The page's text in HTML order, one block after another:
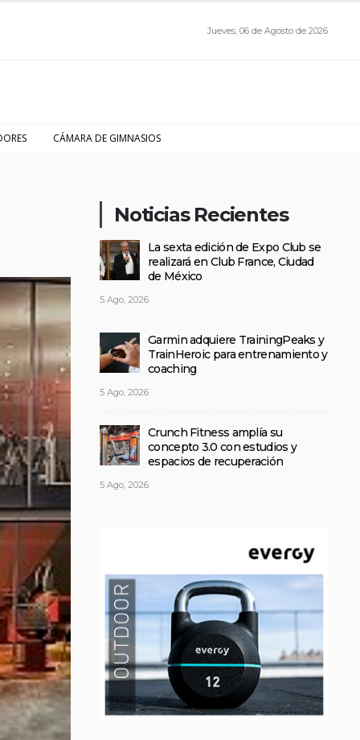
Jueves, 06 de Agosto de 2026
CÁMARA DE GIMNASIOS
Noticias Recientes
La sexta edición de Expo Club se
realizará en Club France, Ciudad
de México
5 Ago, 2026
Garmin adquiere TrainingPeaks y
TrainHeroic para entrenamiento y
coaching
5 Ago, 2026
Crunch Fitness amplía su
concepto 3.0 con estudios y
espacios de recuperación
5 Ago, 2026